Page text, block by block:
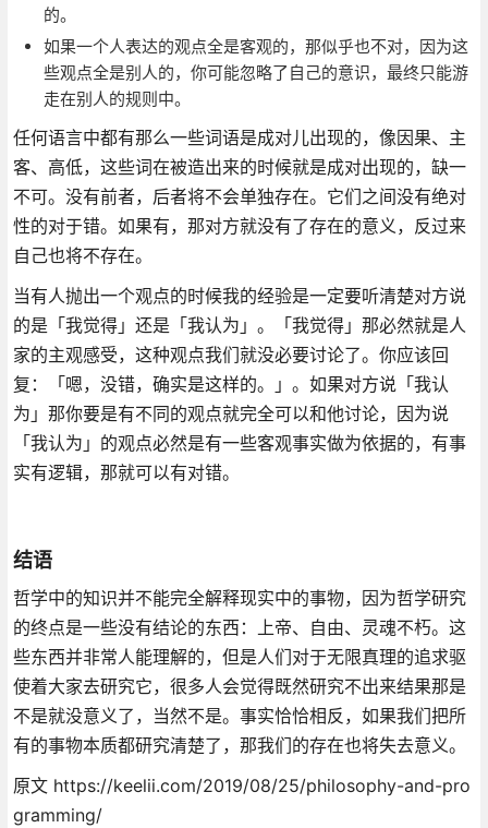
的。
如果一个人表达的观点全是客观的，那似乎也不对，因为这
些观点全是别人的，你可能忽略了自己的意识，最终只能游
走在别人的规则中。
任何语言中都有那么一些词语是成对儿出现的，像因果、主
客、高低，这些词在被造出来的时候就是成对出现的，缺一
不可。没有前者，后者将不会单独存在。它们之间没有绝对
性的对于错。如果有，那对方就没有了存在的意义，反过来
自己也将不存在。
当有人抛出一个观点的时候我的经验是一定要听清楚对方说
的是「我觉得」还是「我认为」。「我觉得」那必然就是人
家的主观感受，这种观点我们就没必要讨论了。你应该回
复：「嗯，没错，确实是这样的。」。如果对方说「我认
为」那你要是有不同的观点就完全可以和他讨论，因为说
「我认为」的观点必然是有一些客观事实做为依据的，有事
实有逻辑，那就可以有对错。
结语
哲学中的知识并不能完全解释现实中的事物，因为哲学研究
的终点是一些没有结论的东西：上帝、自由、灵魂不朽。这
些东西并非常人能理解的，但是人们对于无限真理的追求驱
使着大家去研究它，很多人会觉得既然研究不出来结果那是
不是就没意义了，当然不是。事实恰恰相反，如果我们把所
有的事物本质都研究清楚了，那我们的存在也将失去意义。
原文 https://keelii.com/2019/08/25/philosophy-and-pro
gramming/